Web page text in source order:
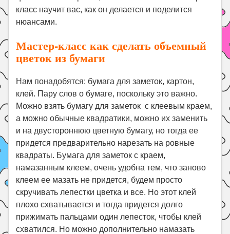
класс научит вас, как он делается и поделится
нюансами.
Мастер-класс как сделать объемный
цветок из бумаги
Нам понадобятся: бумага для заметок, картон,
клей. Пару слов о бумаге, поскольку это важно.
Можно взять бумагу для заметок с клеевым краем,
а можно обычные квадратики, можно их заменить
и на двустороннюю цветную бумагу, но тогда ее
придется предварительно нарезать на ровные
квадраты. Бумага для заметок с краем,
намазанным клеем, очень удобна тем, что заново
клеем ее мазать не придется, будем просто
скручивать лепестки цветка и все. Но этот клей
плохо схватывается и тогда придется долго
прижимать пальцами один лепесток, чтобы клей
схватился. Но можно дополнительно намазать